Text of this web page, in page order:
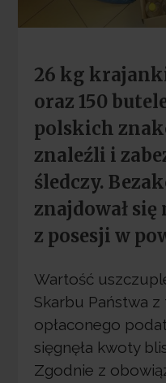
26 kg
oraz 150
polskich
znaleźli i
śledczy.
znajdował
z posesji w
Wartość
Skarbu Państwa z
opłaconego
sięgnęła kwoty
Zgodnie z